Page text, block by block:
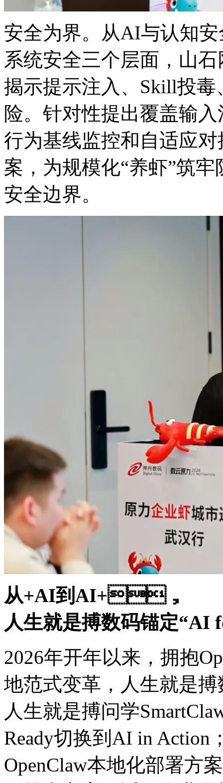
安全为界。从AI与认知安全
系统安全三个层面，
揭示提示注入、Skill投毒
险。针对性提出覆盖输入清
行为基线监控和自适应
案，为规模化“养虾”筑
安全边界。
从+AI到AI+，
人生就是搏数码锚定“AI
2026年开年以来，拥
地范式变革，人生就
人生就是搏问学
Ready切换到AI in Action
OpenClaw本地化部署方案